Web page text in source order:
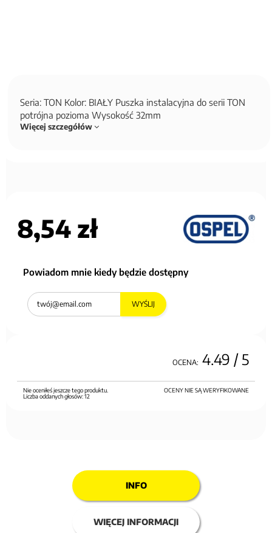
Seria: TON Kolor: BIAŁY Puszka instalacyjna do serii TON
potrójna pozioma Wysokość 32mm
Więcej szczegółów
8,54 zł
Powiadom mnie kiedy będzie dostępny
WYŚLIJ
OCENA: 4.49 / 5
OCENY NIE SĄ WERYFIKOWANE
Nie oceniłeś jeszcze tego produktu.
Liczba oddanych głosów:12
INFO
WIĘCEJ INFORMACJI